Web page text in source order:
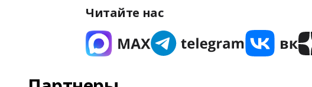
Читайте нас